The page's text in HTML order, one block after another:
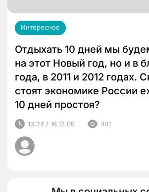
Интересное
Отдыхать 10 дней мы
на этот Новый год, но и в
года, в 2011 и 2012 годах.
стоят экономике России
10 дней простоя?
13:24 / 16.12.09 401